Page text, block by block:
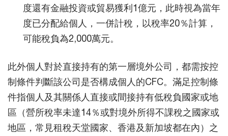
度還有金融投資或貿易獲利1億元，此時視為當年
度已分配給個人，一併計稅，以稅率20％計算，
可能稅負為2,000萬元。
此外個人對於直接持有的第一層境外公司，都需按控
制條件判斷該公司是否構成個人的CFC。滿足控制條
件指個人及其關係人直接或間接持有低稅負國家或地
區（營所稅率未達14％或對境外所得不課稅之國家或
地區，常見租稅天堂國家、香港及新加坡都在內）之